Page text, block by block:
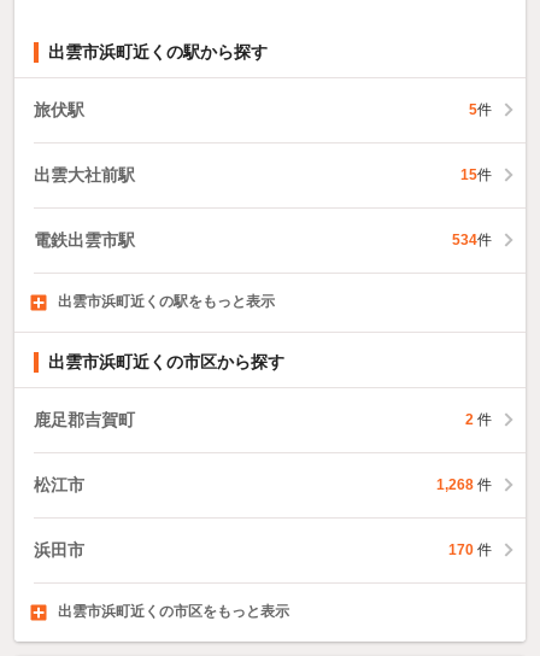
出雲市浜町近くの駅から探す
旅伏駅 5件
出雲大社前駅 15件
電鉄出雲市駅 534件
浜山公園北口駅22件
布崎駅2件
江南駅13件
出雲市浜町近くの駅をもっと表示
出雲市浜町近くの市区から探す
鹿足郡吉賀町 2 件
松江市 1,268 件
浜田市 170 件
益田市53件
大田市55件
安来市56件
出雲市浜町近くの市区をもっと表示